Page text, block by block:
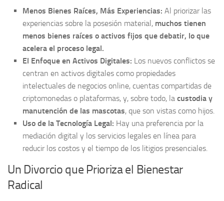
Menos Bienes Raíces, Más Experiencias: Al priorizar las
experiencias sobre la posesión material, muchos tienen
menos bienes raíces o activos fijos que debatir, lo que
acelera el proceso legal.
El Enfoque en Activos Digitales: Los nuevos conflictos se
centran en activos digitales como propiedades
intelectuales de negocios online, cuentas compartidas de
criptomonedas o plataformas, y, sobre todo, la custodia y
manutención de las mascotas, que son vistas como hijos.
Uso de la Tecnología Legal: Hay una preferencia por la
mediación digital y los servicios legales en línea para
reducir los costos y el tiempo de los litigios presenciales.
Un Divorcio que Prioriza el Bienestar
Radical